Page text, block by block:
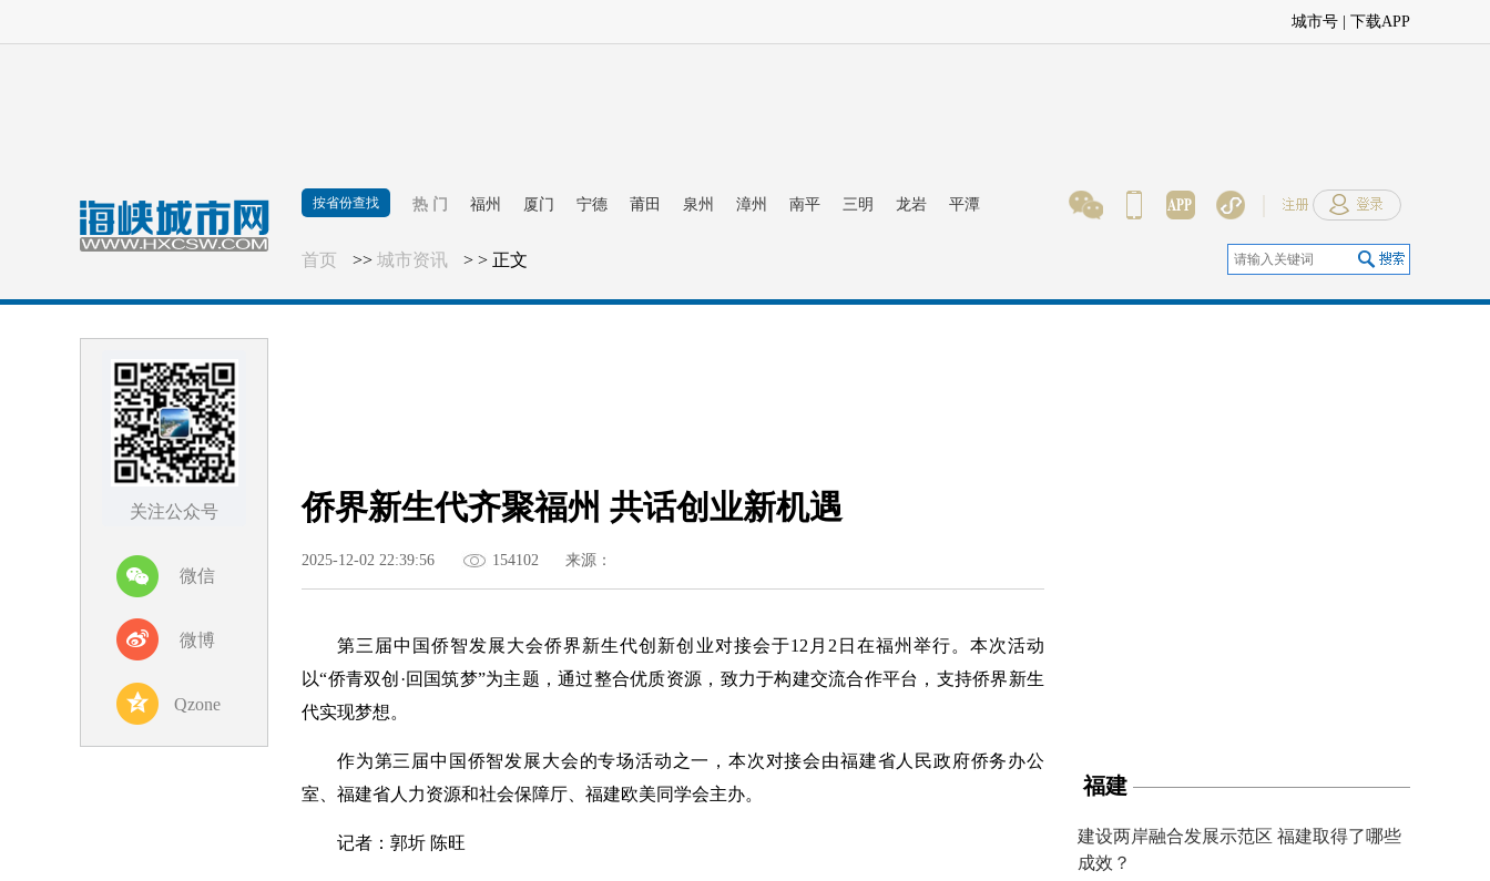
城市号 | 下载APP
按省份查找 热 门 福州 厦门 宁德 莆田 泉州 漳州 南平 三明 龙岩 平潭
首页 >> 城市资讯 > > 正文
关注公众号
微信
微博
Qzone
侨界新生代齐聚福州 共话创业新机遇
2025-12-02 22:39:56 154102 来源：
第三届中国侨智发展大会侨界新生代创新创业对接会于12月2日在福州举行。本次活动
以“侨青双创·回国筑梦”为主题，通过整合优质资源，致力于构建交流合作平台，支持侨界新生
代实现梦想。
作为第三届中国侨智发展大会的专场活动之一，本次对接会由福建省人民政府侨务办公
室、福建省人力资源和社会保障厅、福建欧美同学会主办。
记者：郭圻 陈旺
福建
建设两岸融合发展示范区 福建取得了哪些
成效？